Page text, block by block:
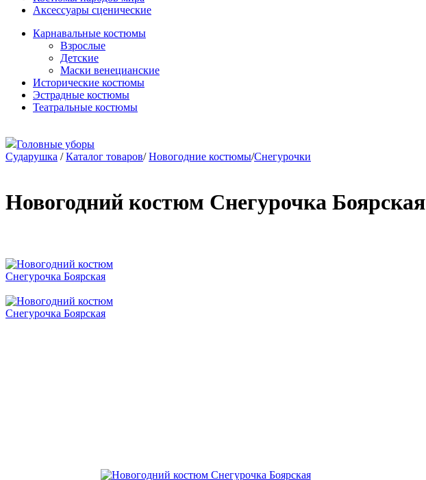
Аксессуары сценические
Карнавальные костюмы
Взрослые
Детские
Маски венецианские
Исторические костюмы
Эстрадные костюмы
Театральные костюмы
Головные уборы
Сударушка / Каталог товаров/ Новогодние костюмы/Снегурочки
Новогодний костюм Снегурочка Боярская